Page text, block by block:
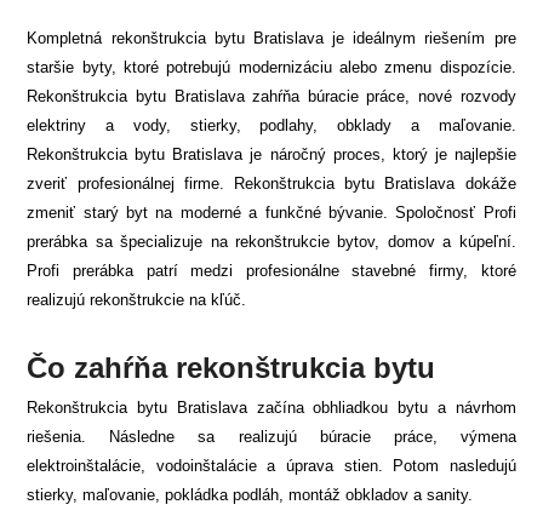
Kompletná rekonštrukcia bytu Bratislava je ideálnym riešením pre
staršie byty, ktoré potrebujú modernizáciu alebo zmenu dispozície.
Rekonštrukcia bytu Bratislava zahŕňa búracie práce, nové rozvody
elektriny a vody, stierky, podlahy, obklady a maľovanie.
Rekonštrukcia bytu Bratislava je náročný proces, ktorý je najlepšie
zveriť profesionálnej firme. Rekonštrukcia bytu Bratislava dokáže
zmeniť starý byt na moderné a funkčné bývanie. Spoločnosť Profi
prerábka sa špecializuje na rekonštrukcie bytov, domov a kúpeľní.
Profi prerábka patrí medzi profesionálne stavebné firmy, ktoré
realizujú rekonštrukcie na kľúč.
Čo zahŕňa rekonštrukcia bytu
Rekonštrukcia bytu Bratislava začína obhliadkou bytu a návrhom
riešenia. Následne sa realizujú búracie práce, výmena
elektroinštalácie, vodoinštalácie a úprava stien. Potom nasledujú
stierky, maľovanie, pokládka podláh, montáž obkladov a sanity.